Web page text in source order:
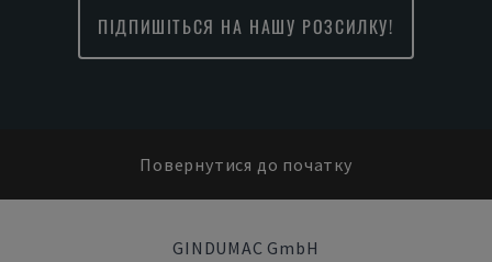
ПІДПИШІТЬСЯ НА НАШУ РОЗСИЛКУ!
Повернутися до початку
GINDUMAC GmbH